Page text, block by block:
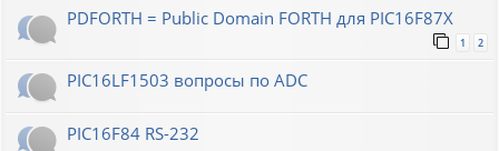
PDFORTH = Public Domain FORTH для PIC16F87X
1 2
PIC16LF1503 вопросы по ADC
PIC16F84 RS-232